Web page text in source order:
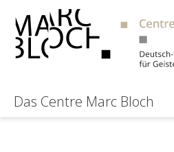
Das Centre Marc Bloch